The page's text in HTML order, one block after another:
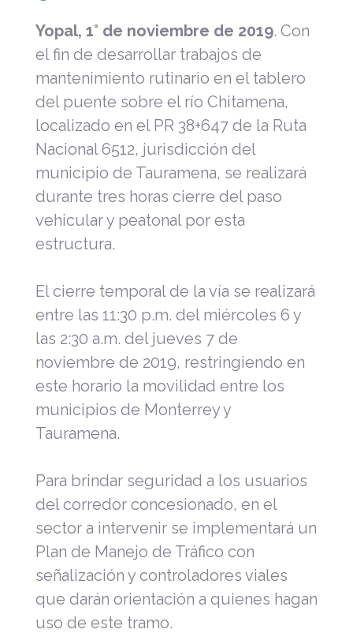
Yopal, 1° de noviembre de 2019. Con
el fin de desarrollar trabajos de
mantenimiento rutinario en el tablero
del puente sobre el río Chitamena,
localizado en el PR 38+647 de la Ruta
Nacional 6512, jurisdicción del
municipio de Tauramena, se realizará
durante tres horas cierre del paso
vehicular y peatonal por esta
estructura.
El cierre temporal de la vía se realizará
entre las 11:30 p.m. del miércoles 6 y
las 2:30 a.m. del jueves 7 de
noviembre de 2019, restringiendo en
este horario la movilidad entre los
municipios de Monterrey y
Tauramena.
Para brindar seguridad a los usuarios
del corredor concesionado, en el
sector a intervenir se implementará un
Plan de Manejo de Tráfico con
señalización y controladores viales
que darán orientación a quienes hagan
uso de este tramo.